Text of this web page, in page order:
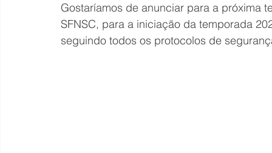
Gostaríamos de anunciar para a próxima
SFNSC, para a iniciação da temporada
seguindo todos os protocolos de